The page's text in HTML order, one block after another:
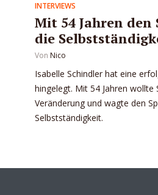
INTERVIEWS
Mit 54 Jahren
die
Von Nico
Isabelle Schindler hat eine
hingelegt. Mit 54 Jahren wollte
Veränderung und wagte den
Selbstständigkeit.